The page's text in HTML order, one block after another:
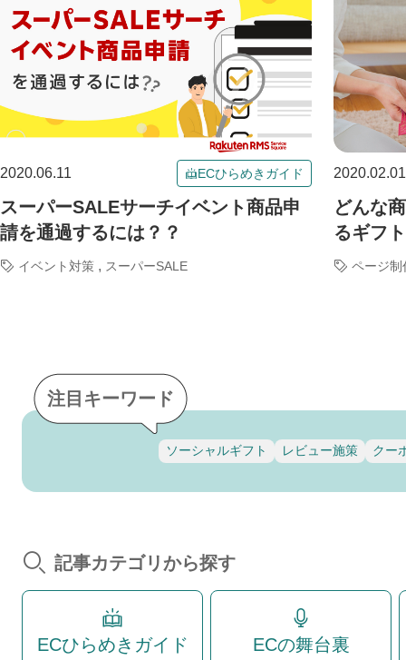
2020.06.11 ECひらめきガイド
スーパーSALEサーチイベント商品申
請を通過するには？？
イベント対策 , スーパーSALE
2020.02.01
どんな
るギフ
ページ制
注目キーワード
ソーシャルギフト レビュー施策 クー
記事カテゴリから探す
ECひらめきガイド ECの舞台裏